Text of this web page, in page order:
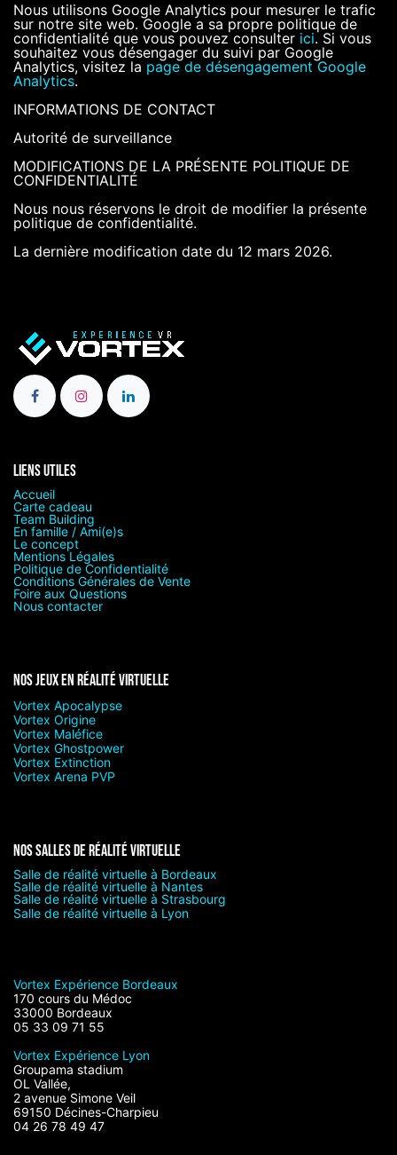
Nous utilisons Google Analytics pour mesurer le trafic
sur notre site web. Google a sa propre politique de
confidentialité que vous pouvez consulter ici. Si vous
souhaitez vous désengager du suivi par Google
Analytics, visitez la page de désengagement Google
Analytics.
INFORMATIONS DE CONTACT
Autorité de surveillance
MODIFICATIONS DE LA PRÉSENTE POLITIQUE DE
CONFIDENTIALITÉ
Nous nous réservons le droit de modifier la présente
politique de confidentialité.
La dernière modification date du 12 mars 2026.
Liens utiles
Accueil
Carte cadeau
Team Building
En famille / Ami(e)s
Le concept
Mentions Légales
Politique de Confidentialité
Conditions Générales de Vente
Foire aux Questions
Nous contacter
Nos jeux en réalité virtuelle
Vortex Apocalypse
Vortex Origine
Vortex Maléfice
Vortex Ghostpower
Vortex Extinction
Vortex Arena PVP
Nos salles de réalité virtuelle
Salle de réalité virtuelle à Bordeaux
Salle de réalité virtuelle à Nantes
Salle de réalité virtuelle à Strasbourg
Salle de réalité virtuelle à Lyon
Vortex Expérience Bordeaux
170 cours du Médoc
33000 Bordeaux
05 33 09 71 55
Vortex Expérience Lyon
Groupama stadium
OL Vallée,
2 avenue Simone Veil
69150 Décines-Charpieu
04 26 78 49 47